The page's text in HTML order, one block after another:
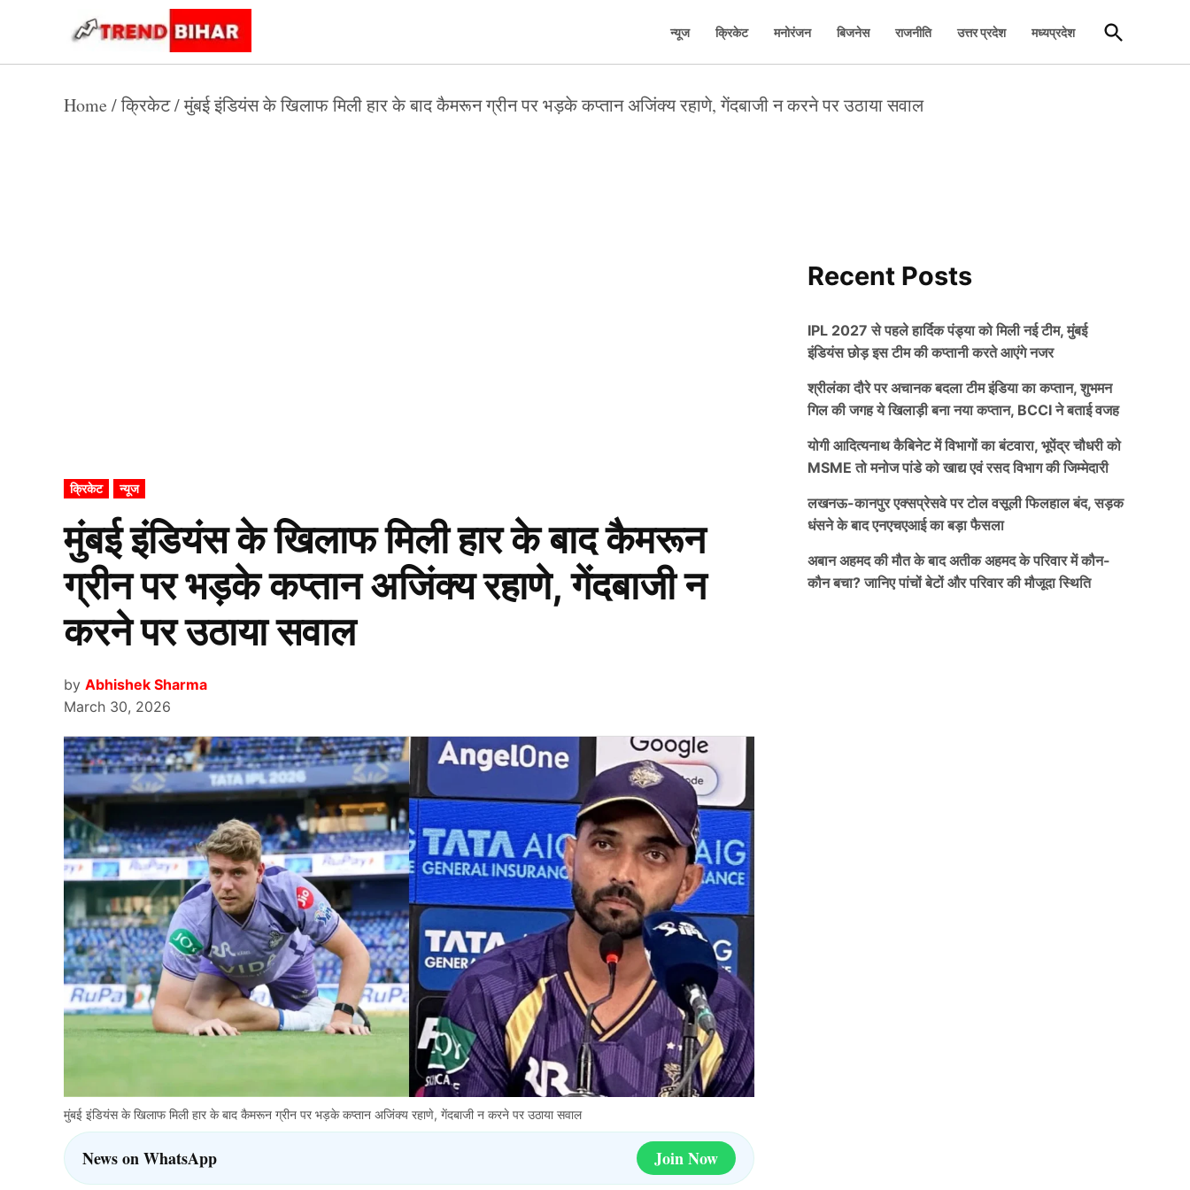
content
Bihar
न्यूज क्रिकेट मनोरंजन बिजनेस राजनीति उत्तर प्रदेश मध्यप्रदेश
Open
Search
Home /क्रिकेट/मुंबई इंडियंस के खिलाफ मिली हार के बाद कैमरून ग्रीन पर भड़के कप्तान अजिंक्य रहाणे, गेंदबाजी न करने पर उठाया सवाल
POSTED
IN
क्रिकेट न्यूज
मुंबई इंडियंस के खिलाफ मिली हार के बाद कैमरून
ग्रीन पर भड़के कप्तान अजिंक्य रहाणे, गेंदबाजी न
करने पर उठाया सवाल
by Abhishek Sharma
March 30, 2026
मुंबई इंडियंस के खिलाफ मिली हार के बाद कैमरून ग्रीन पर भड़के कप्तान अजिंक्य रहाणे, गेंदबाजी न करने पर उठाया सवाल
News on WhatsApp Join Now
Recent Posts
IPL 2027 से पहले हार्दिक पंड्या को मिली नई टीम, मुंबई
इंडियंस छोड़ इस टीम की कप्तानी करते आएंगे नजर
श्रीलंका दौरे पर अचानक बदला टीम इंडिया का कप्तान, शुभमन
गिल की जगह ये खिलाड़ी बना नया कप्तान, BCCI ने बताई वजह
योगी आदित्यनाथ कैबिनेट में विभागों का बंटवारा, भूपेंद्र चौधरी को
MSME तो मनोज पांडे को खाद्य एवं रसद विभाग की जिम्मेदारी
लखनऊ-कानपुर एक्सप्रेसवे पर टोल वसूली फिलहाल बंद, सड़क
धंसने के बाद एनएचएआई का बड़ा फैसला
अबान अहमद की मौत के बाद अतीक अहमद के परिवार में कौन-
कौन बचा? जानिए पांचों बेटों और परिवार की मौजूदा स्थिति